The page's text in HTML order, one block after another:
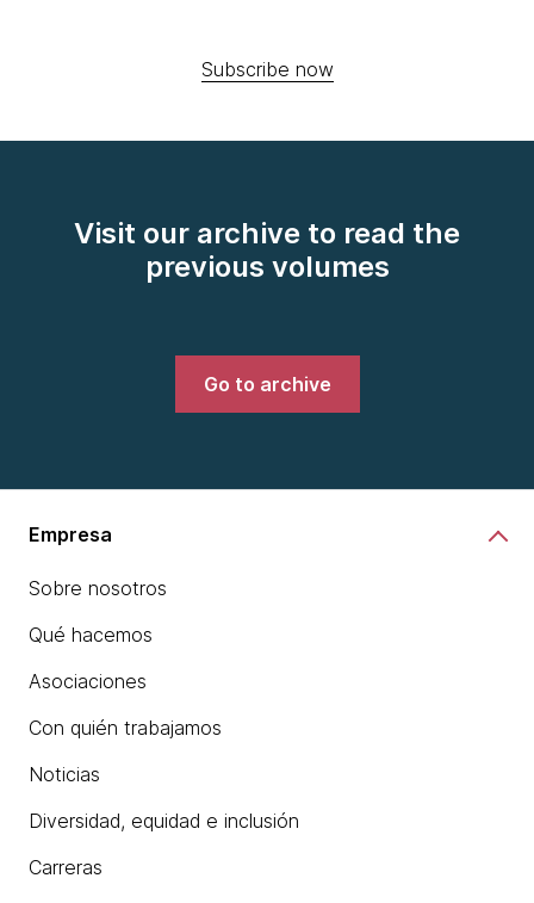
Subscribe now
Visit our archive to read the
previous volumes
Go to archive
Empresa
Sobre nosotros
Qué hacemos
Asociaciones
Con quién trabajamos
Noticias
Diversidad, equidad e inclusión
Carreras